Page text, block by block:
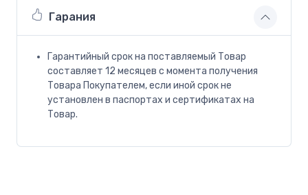
Гарания
Гарантийный срок на поставляемый Товар
составляет 12 месяцев с момента получения
Товара Покупателем, если иной срок не
установлен в паспортах и сертификатах на
Товар.